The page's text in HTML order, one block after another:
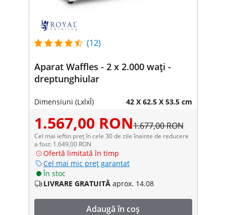
(12)
Aparat Waffles - 2 x 2.000 wați -
dreptunghiular
Dimensiuni (LxlxÎ) 42 X 62.5 X 53.5 cm
1.567,00 RON1.677,00 RON
Cel mai ieftin preț în cele 30 de zile înainte de reducere
a fost: 1.649,00 RON
Ofertă limitată în timp
Cel mai mic preț garantat
În stoc
LIVRARE GRATUITĂ aprox. 14.08
Adaugă în coș